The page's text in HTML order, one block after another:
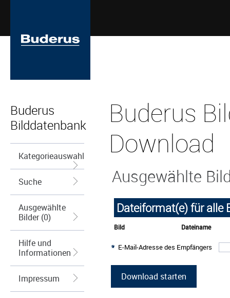
Buderus
Bilddatenbank
Kategorieauswahl
Suche
Ausgewählte
Bilder (0)
Hilfe und
Informationen
Impressum
Buderus
Download
Ausgewählte
Dateiformat(e) für alle
Bild Dateiname
E-Mail-Adresse des Empfängers